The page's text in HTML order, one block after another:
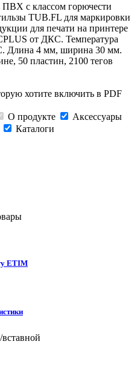
с классом горючести
TUB.FL для маркировки
для печати на принтере
от ДКС. Температура
Длина 4 мм, ширина 30 мм.
50 пластин, 2100 тегов
хотите включить в PDF
О продукте
Аксессуары
Каталоги
ETIM